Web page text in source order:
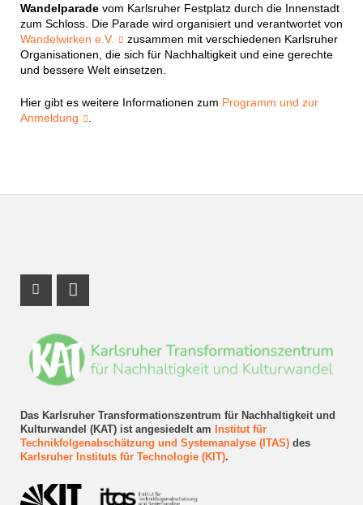
Wandelparadevom Karlsruher Festplatz durch die Innenstadt
zum Schloss. Die Parade wird organisiert und verantwortet von
Wandelwirken e.V.
zusammen mit verschiedenen Karlsruher
Organisationen, die sich für Nachhaltigkeit und eine gerechte
und bessere Welt einsetzen.
Hier gibt es weitere Informationen zum Programm und zur
Anmeldung
Das Karlsruher Transformationszentrum für Nachhaltigkeit und
Kulturwandel (KAT) ist angesiedelt am
Institut für
Technikfolgenabschätzung und Systemanalyse (ITAS)des
Karlsruher Instituts für Technologie (KIT).
Instagram Profil
LinkedIn Profil